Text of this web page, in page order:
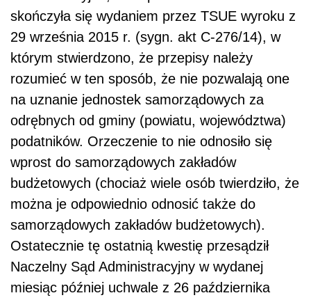
skończyła się wydaniem przez TSUE wyroku z
29 września 2015 r. (sygn. akt C-276/14), w
którym stwierdzono, że przepisy należy
rozumieć w ten sposób, że nie pozwalają one
na uznanie jednostek samorządowych za
odrębnych od gminy (powiatu, województwa)
podatników. Orzeczenie to nie odnosiło się
wprost do samorządowych zakładów
budżetowych (chociaż wiele osób twierdziło, że
można je odpowiednio odnosić także do
samorządowych zakładów budżetowych).
Ostatecznie tę ostatnią kwestię przesądził
Naczelny Sąd Administracyjny w wydanej
miesiąc później uchwale z 26 października